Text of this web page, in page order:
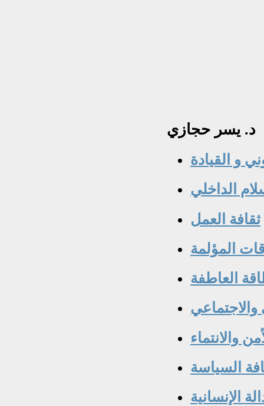
د. يسر حجازي
و القيادة
الداخلي
ثقافة العمل
المؤلمة
العاطفة
والاجتماعي
والانتماء
السياسة
الإنسانية